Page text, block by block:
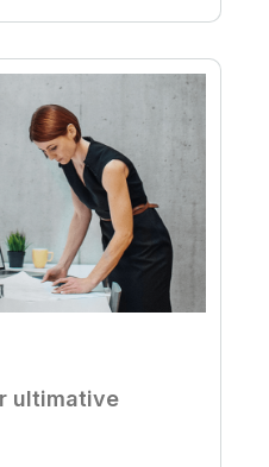
ultimative